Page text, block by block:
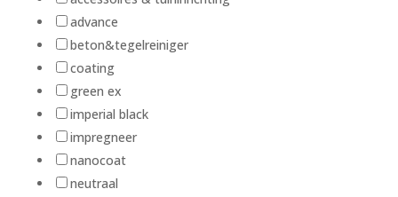
advance
beton&tegelreiniger
coating
green ex
imperial black
impregneer
nanocoat
neutraal